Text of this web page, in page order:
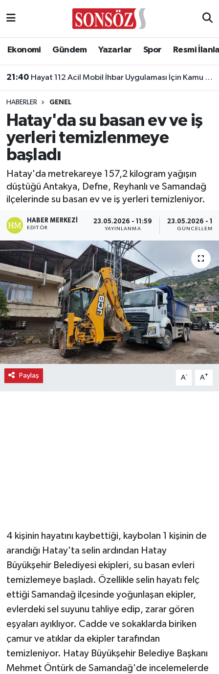
Ekonomi Gündem Yazarlar Spor Resmi
21:40 Hayat 112 Acil Mobil İhbar Uygulaması İçin Kamu Spotu Yayında!
HABERLER GENEL
Hatay'da su basan ev ve iş
yerleri temizlenmeye
başladı
Hatay'da metrekareye 157,2 kilogram yağışın
düştüğü Antakya, Defne, Reyhanlı ve Samandağ
ilçelerinde su basan ev ve iş yerleri temizleniyor.
HABER MERKEZI
EDITÖR
23.05.2026 - 11:59
YAYINLANMA
23.05.2026 -
GÜNCELLEME
Paylaş A- A+
4 kişinin hayatını kaybettiği, kaybolan 1 kişinin de
arandığı Hatay'ta selin ardından Hatay
Büyükşehir Belediyesi ekipleri, su basan evleri
temizlemeye başladı. Özellikle selin hayatı felç
ettiği Samandağ ilçesinde yoğunlaşan ekipler,
evlerdeki sel suyunu tahliye edip, zarar gören
eşyaları ayıklıyor. Cadde ve sokaklarda biriken
çamur ve atıklar da ekipler tarafından
temizleniyor. Hatay Büyükşehir Belediye Başkanı
Mehmet Öntürk de Samandağ'de incelemelerde
Asayiş
Biyografi
Çevre
Diğer
Dünya
Eleman
Emlak
Gündem
Gurme
Haber
Seri İlan
Siyaset
Sokak Hayvanlarını Sahiplendirme
Sonsöz Özel
Spor
Vasıta
Ankara Nöbetçi Eczaneler
Ankara Trafik Yoğunluk Haritası
Süper Lig Puan Durumu ve Fikstür
Tüm Manşetler
Son Dakika Haberleri